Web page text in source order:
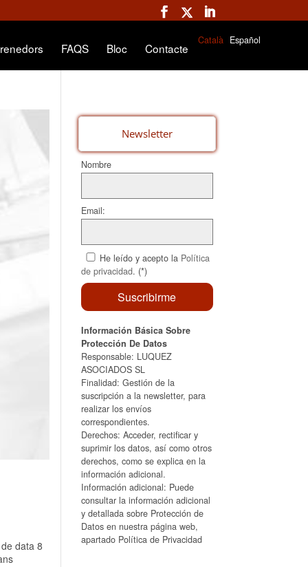
FAQS Bloc Contacte
Català Español
data 8
Newsletter
Nombre
Email:
He leído y acepto la Política
de privacidad. (*)
Información Básica Sobre
Protección De Datos
Responsable: LUQUEZ
ASOCIADOS SL
Finalidad: Gestión de la
suscripción a la newsletter, para
realizar los envíos
correspondientes.
Derechos: Acceder, rectificar y
suprimir los datos, así como otros
derechos, como se explica en la
información adicional.
Información adicional: Puede
consultar la información adicional
y detallada sobre Protección de
Datos en nuestra página web,
apartado Política de Privacidad